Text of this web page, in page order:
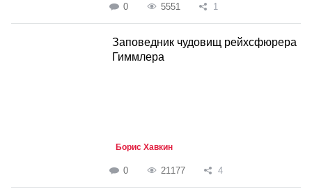
0 5551 1
Заповедник чудовищ рейхсфюрера
Гиммлера
Борис Хавкин
0 21177 4